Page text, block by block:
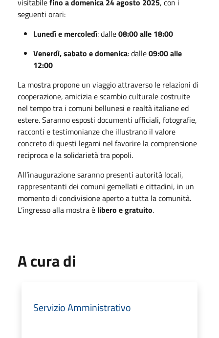
seguenti orari:
Lunedì e mercoledì: dalle08:00 alle 18:00
Venerdì, sabato e domenica: dalle09:00 alle
12:00
La mostra propone un viaggio attraverso le relazioni di
cooperazione, amicizia e scambio culturale costruite
nel tempo tra i comuni bellunesi e realtà italiane ed
estere. Saranno esposti documenti ufficiali, fotografie,
racconti e testimonianze che illustrano il valore
concreto di questi legami nel favorire la comprensione
reciproca e la solidarietà tra popoli.
All’inaugurazione saranno presenti autorità locali,
rappresentanti dei comuni gemellati e cittadini, in un
momento di condivisione aperto a tutta la comunità.
L’ingresso alla mostra è libero e gratuito.
A cura di
Servizio Amministrativo